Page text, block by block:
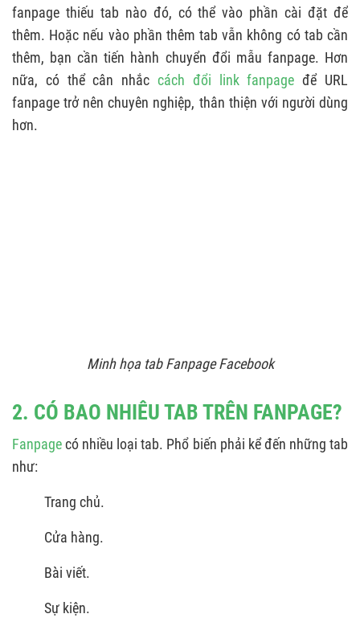
fanpage thiếu tab nào đó, có thể vào phần cài đặt để
thêm. Hoặc nếu vào phần thêm tab vẫn không có tab cần
thêm, bạn cần tiến hành chuyển đổi mẫu fanpage. Hơn
nữa, có thể cân nhắc cách đổi link fanpage để URL
fanpage trở nên chuyên nghiệp, thân thiện với người dùng
hơn.
Minh họa tab Fanpage Facebook
2. CÓ BAO NHIÊU TAB TRÊN FANPAGE?
Fanpagecó nhiều loại tab. Phổ biến phải kể đến những tab
như:
Trang chủ.
Cửa hàng.
Bài viết.
Sự kiện.